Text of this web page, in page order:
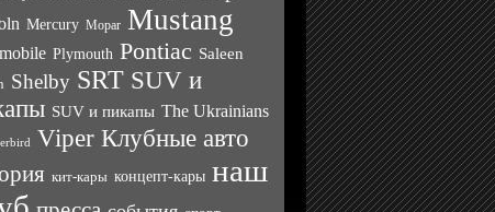
Mercury Mopar Mustang
Plymouth Pontiac Saleen
Shelby SRT SUV и
SUV и пикапы The Ukrainians
Viper Клубные авто
кит-кары концепт-кары наш